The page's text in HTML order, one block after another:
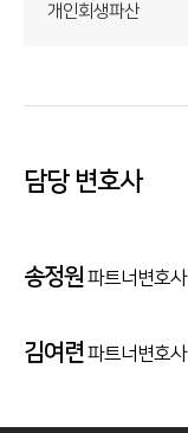
개인회생파산
담당 변호사
송정원 파트너변호사
김여련 파트너변호사